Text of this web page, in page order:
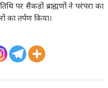
पर सैकड़ों ब्राह्मणों ने परंपरा का
तर्पण किया।